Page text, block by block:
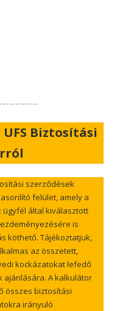
Biztosítási
szerződések
felület, amely a
által kiválasztott
is
köthető. Tájékoztatjuk,
az összetett,
kockázatokat lefedő
A kalkulátor
összes biztosítási
irányuló